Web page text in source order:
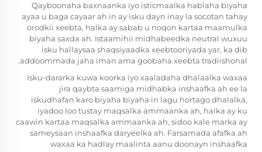
Qayboonaha baxnaanka iyo isticmaalka hablaha biyaha
ayaa u baga cayaar ah in ay isku dayn inay la socotan tahay
orodkii xeebta, halka ay sabab u noqon kartaa maamulka
biyaha saxda ah. Istaamihii midhabeedka neutral wuxuu
isku hallaysaa shaqsiyaadka xeebtooriyada yar, ka dib
addoommada jaha iman ama goobaha xeebta tradiishonal.
Isku-dararka kuwa koorka iyo xaaladaha dhalaalka waxaa
jira qaybta saamiga midhabka inshaafka ah ee la
iskudhafan karo biyaha biyaha in lagu hortago dhalalka,
iyadoo loo tustay maqsalka ammaanka ah, halka ay ku
caawin kartaa maqsalka ammaanka ah, sidoo kale marka ay
sameysaan inshaafka daryeelka ah. Farsamada afafka ah
waxaa ka hadlay maalinta aanu doonayn inshaafka